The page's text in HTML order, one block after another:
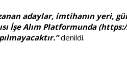
adaylar, imtihanın yeri,
İşe Alım Platformunda (
denildi.